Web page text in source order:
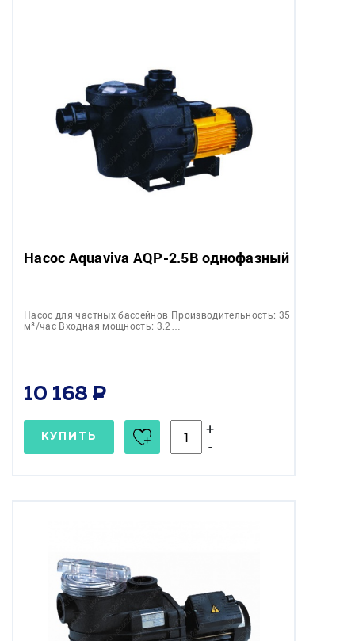
Насос Aquaviva AQP-2.5B однофазный
Насос для частных бассейнов Производительность: 35
м³/час Входная мощность: 3.2…
10 168
КУПИТЬ
+
-